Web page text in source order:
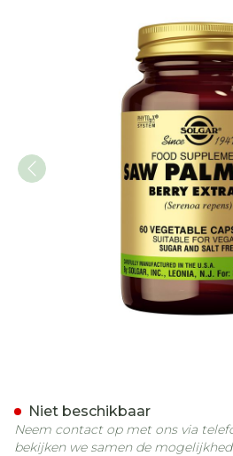
Niet beschikbaar
Neem contact op met ons via
bekijken we samen de